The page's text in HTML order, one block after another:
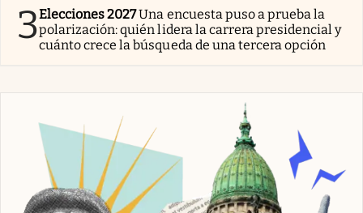
3Elecciones 2027Una encuesta puso a prueba la
polarización: quién lidera la carrera presidencial y
cuánto crece la búsqueda de una tercera opción